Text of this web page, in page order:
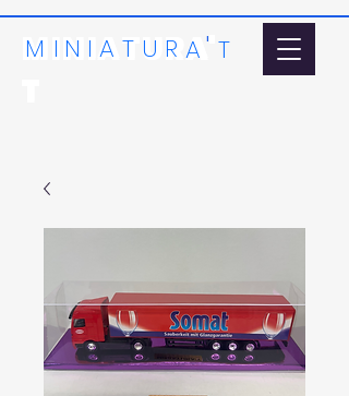
MINIATURA'
MINIAT URA T
'